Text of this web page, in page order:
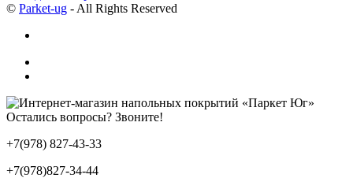
© Parket-ug - All Rights Reserved
Остались вопросы? Звоните!
+7(978) 827-43-33
+7(978)827-34-44